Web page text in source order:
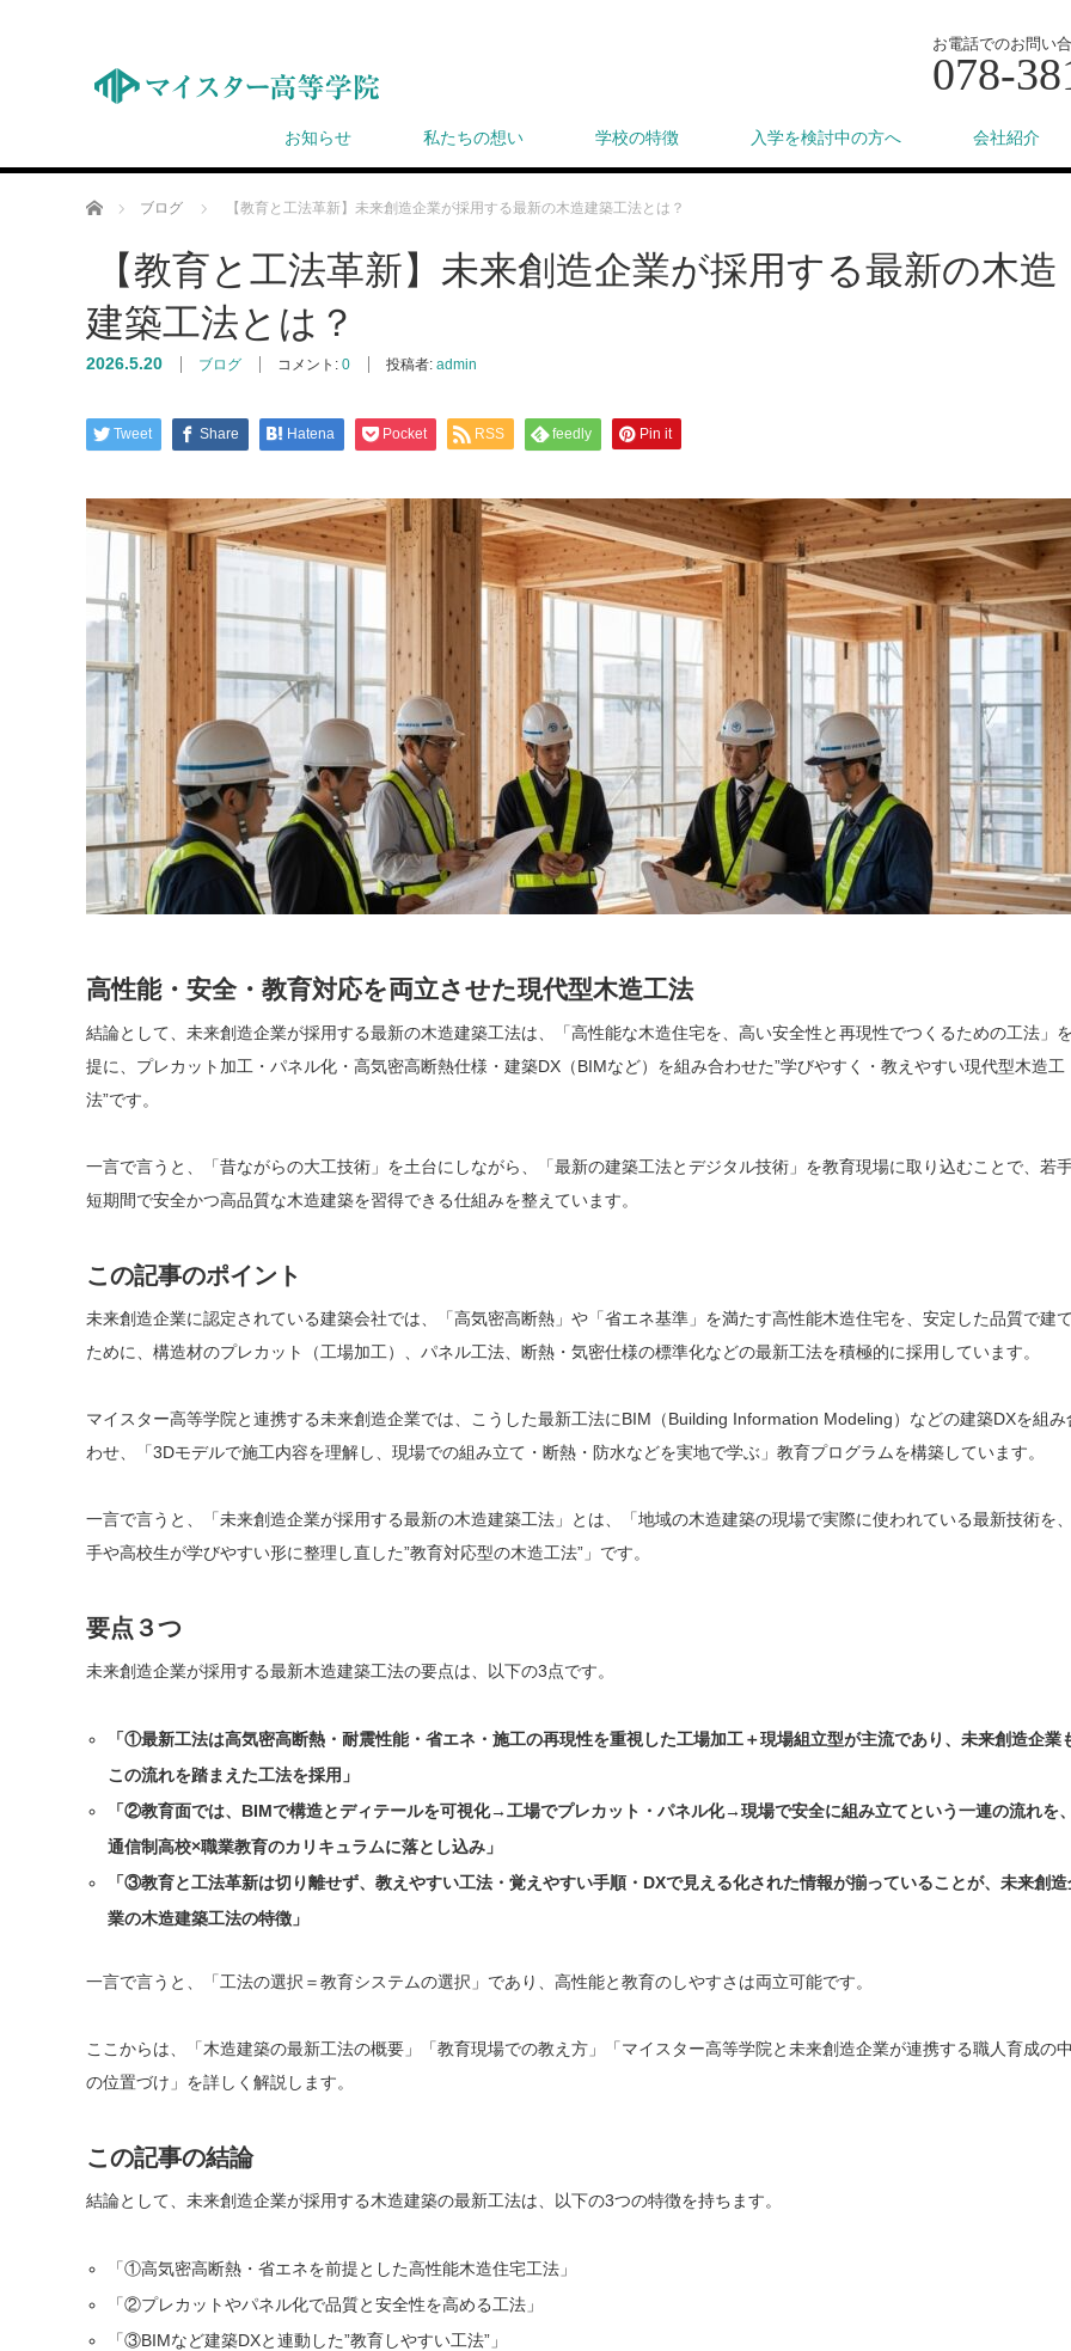
お電話でのお問い
078-
お知らせ 私たちの想い 学校の特徴 入学を検討中の方へ 会社紹介
ホーム ブログ 【教育と工法革新】未来創造企業が採用する最新の木造建築工法とは？
【教育と工法革新】未来創造企業が採用する最新の木造
建築工法とは？
2026.5.20 ブログ コメント: 0 投稿者: admin
Tweet Share Hatena Pocket RSS feedly Pin it
高性能・安全・教育対応を両立させた現代型木造工法
結論として、未来創造企業が採用する最新の木造建築工法は、「高性能な木造住宅を、高い安全性と再現性でつくるための工法」
提に、プレカット加工・パネル化・高気密高断熱仕様・建築DX（BIMなど）を組み合わせた”学びやすく・教えやすい現代型木造工
法”です。
一言で言うと、「昔ながらの大工技術」を土台にしながら、「最新の建築工法とデジタル技術」を教育現場に取り込むことで、若
短期間で安全かつ高品質な木造建築を習得できる仕組みを整えています。
この記事のポイント
未来創造企業に認定されている建築会社では、「高気密高断熱」や「省エネ基準」を満たす高性能木造住宅を、安定した品質で建
ために、構造材のプレカット（工場加工）、パネル工法、断熱・気密仕様の標準化などの最新工法を積極的に採用しています。
マイスター高等学院と連携する未来創造企業では、こうした最新工法にBIM（Building Information Modeling）などの建築DXを組み
わせ、「3Dモデルで施工内容を理解し、現場での組み立て・断熱・防水などを実地で学ぶ」教育プログラムを構築しています。
一言で言うと、「未来創造企業が採用する最新の木造建築工法」とは、「地域の木造建築の現場で実際に使われている最新技術を
手や高校生が学びやすい形に整理し直した”教育対応型の木造工法”」です。
要点３つ
未来創造企業が採用する最新木造建築工法の要点は、以下の3点です。
「①最新工法は高気密高断熱・耐震性能・省エネ・施工の再現性を重視した工場加工＋現場組立型が主流であり、未来創造企業
この流れを踏まえた工法を採用」
「②教育面では、BIMで構造とディテールを可視化→工場でプレカット・パネル化→現場で安全に組み立てという一連の流れを
通信制高校×職業教育のカリキュラムに落とし込み」
「③教育と工法革新は切り離せず、教えやすい工法・覚えやすい手順・DXで見える化された情報が揃っていることが、未来創造
業の木造建築工法の特徴」
一言で言うと、「工法の選択＝教育システムの選択」であり、高性能と教育のしやすさは両立可能です。
ここからは、「木造建築の最新工法の概要」「教育現場での教え方」「マイスター高等学院と未来創造企業が連携する職人育成の
の位置づけ」を詳しく解説します。
この記事の結論
結論として、未来創造企業が採用する木造建築の最新工法は、以下の3つの特徴を持ちます。
「①高気密高断熱・省エネを前提とした高性能木造住宅工法」
「②プレカットやパネル化で品質と安全性を高める工法」
「③BIMなど建築DXと連動した”教育しやすい工法”」